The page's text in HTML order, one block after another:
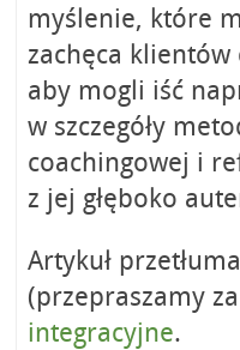
myślenie, które
zachęca klientów
aby mogli iść
w szczegóły
coachingowej i
z jej głęboko
Artykuł
(przepraszamy
integracyjne.